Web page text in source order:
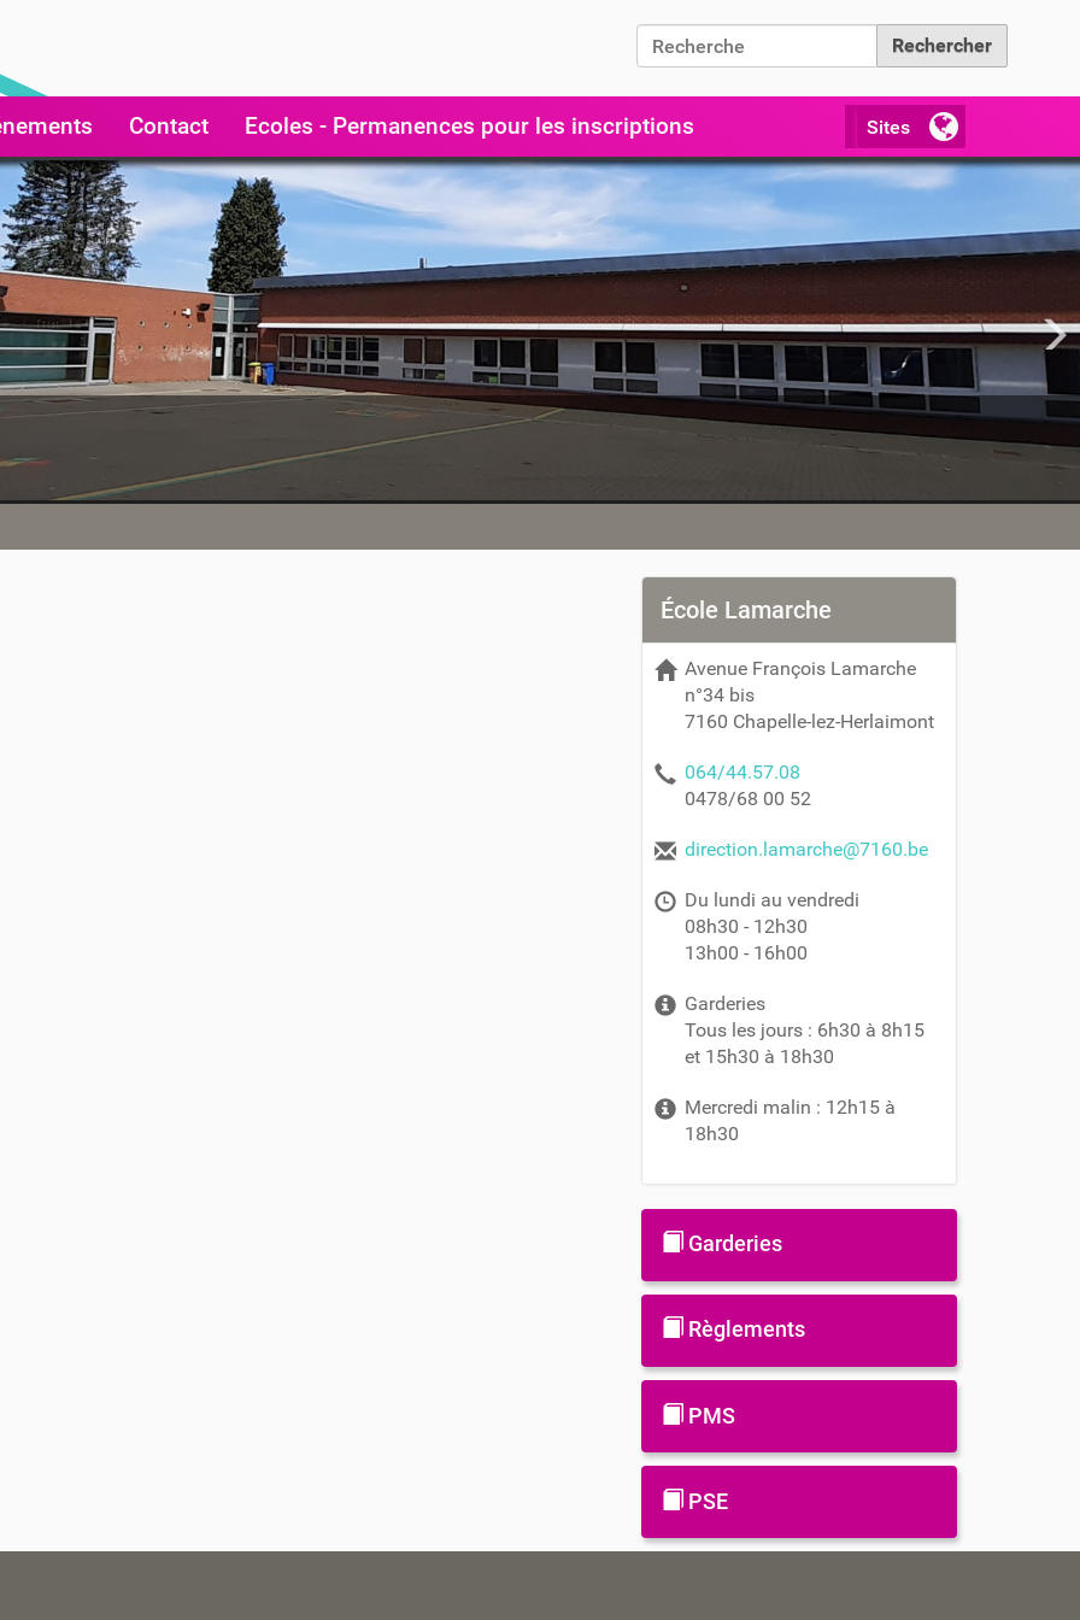
Chercher par
Contact Ecoles - Permanences pour les inscriptions
7160 Chapelle-lez-Herlaimont
École Lamarche
Avenue François Lamarche
n°34 bis
7160 Chapelle-lez-Herlaimont
064/44.57.08
0478/68 00 52
direction.lamarche@7160.be
Du lundi au vendredi
08h30 - 12h30
13h00 - 16h00
Garderies
Tous les jours : 6h30 à 8h15
et 15h30 à 18h30
Mercredi malin : 12h15 à
18h30
Garderies
Règlements
PMS
PSE